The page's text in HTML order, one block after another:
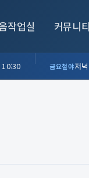
작업실 커뮤니티
10:30 금요철야저